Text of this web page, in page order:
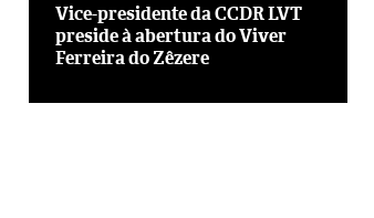
Vice-presidente da CCDR LVT
preside à abertura do Viver
Ferreira do Zêzere